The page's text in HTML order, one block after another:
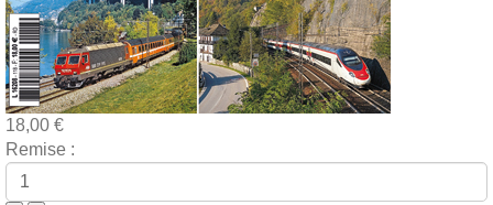
18,00 €
Remise :